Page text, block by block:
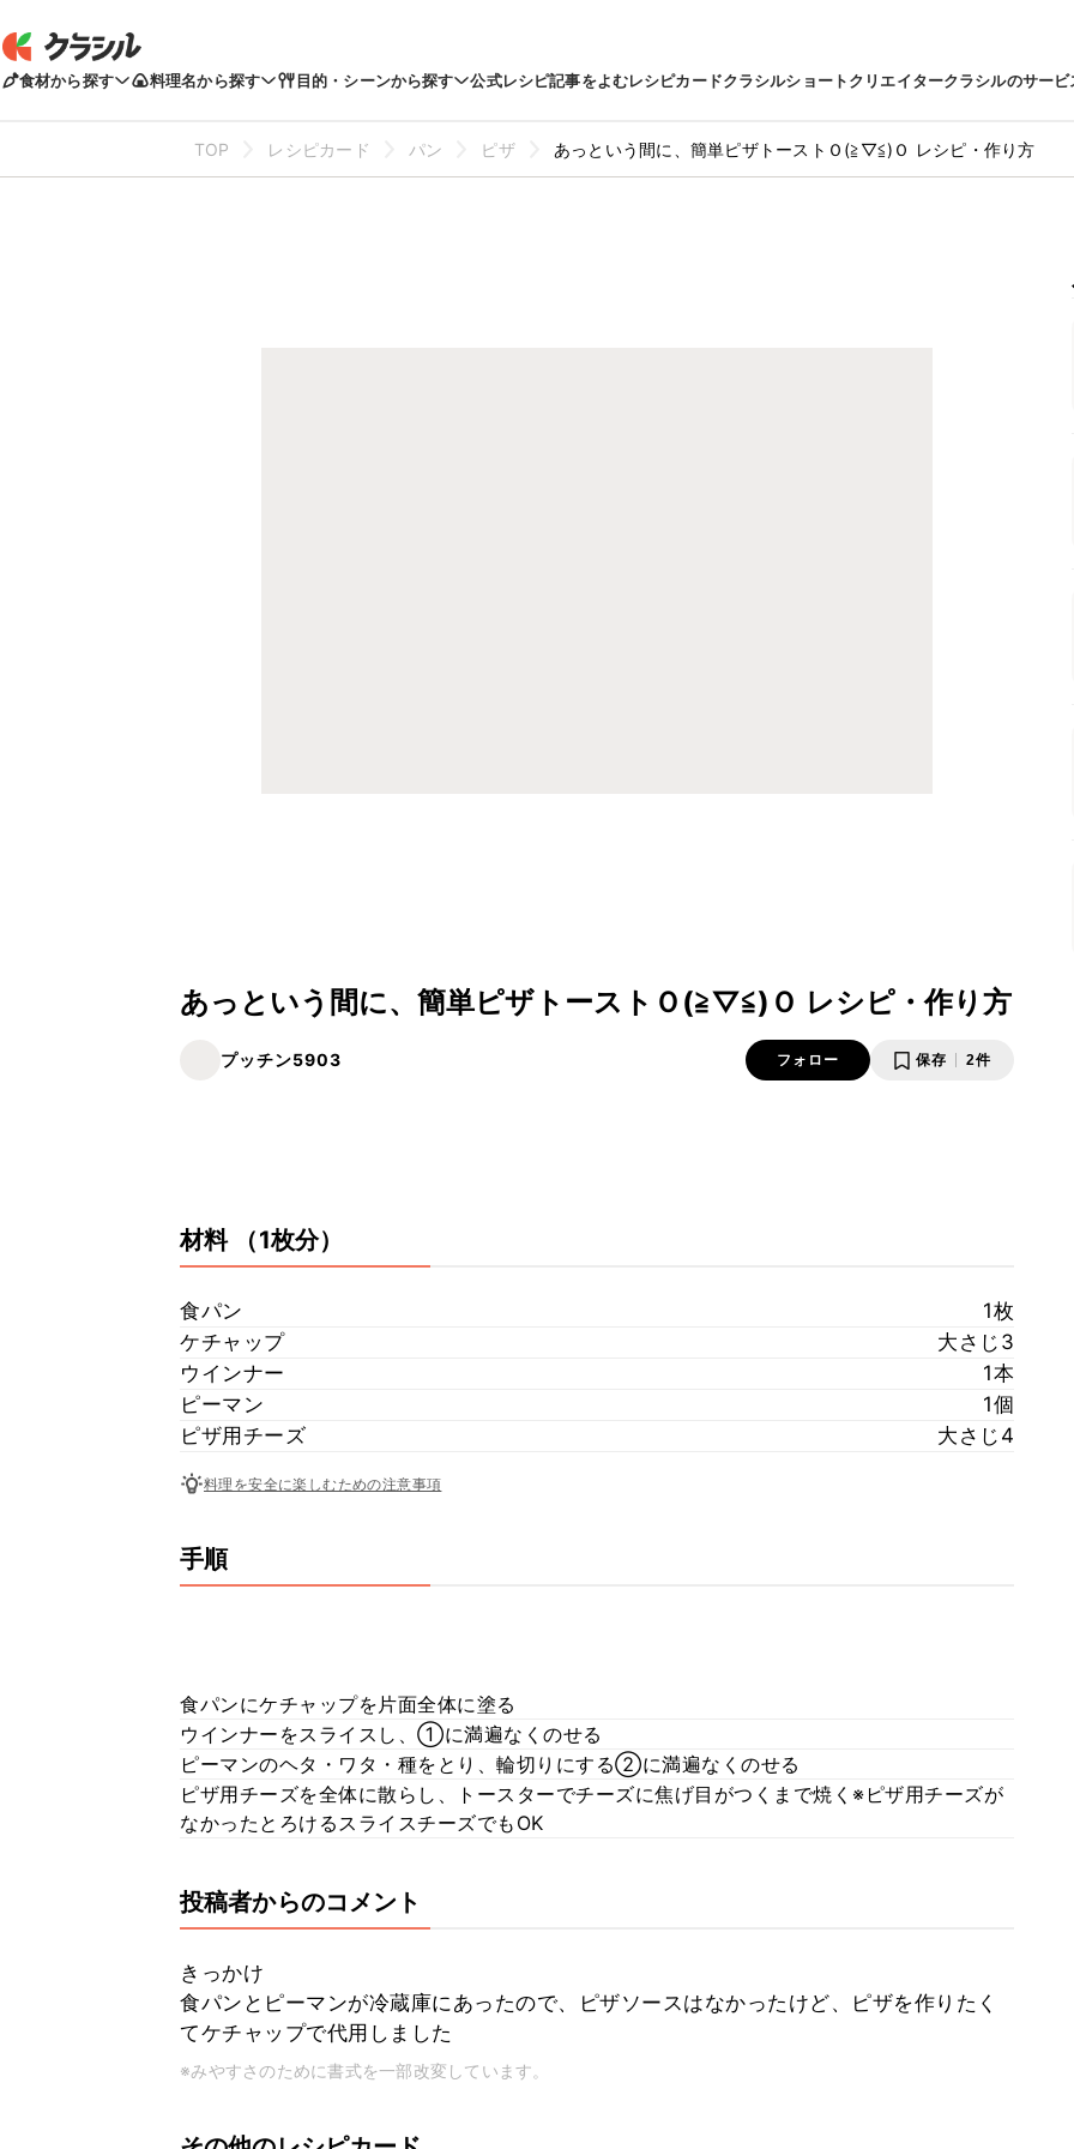
食材から探す 料理名から探す 目的・シーンから探す 公式レシピ記事をよむレシピカードクラシルショートクリエイタークラシルのサービ
TOP レシピカード パン ピザ あっという間に、簡単ピザトーストＯ(≧▽≦)Ｏ レシピ・作り方
あっという間に、簡単ピザトーストＯ(≧▽≦)Ｏ レシピ・作り方
プッチン5903 フォロー 保存 2件
材料 （1枚分）
食パン
1枚
ケチャップ
大さじ3
ウインナー
1本
ピーマン
1個
ピザ用チーズ
大さじ4
料理を安全に楽しむための注意事項
手順
食パンにケチャップを片面全体に塗る
ウインナーをスライスし、①に満遍なくのせる
ピーマンのヘタ・ワタ・種をとり、輪切りにする②に満遍なくのせる
ピザ用チーズを全体に散らし、トースターでチーズに焦げ目がつくまで焼く※ピザ用チーズが
なかったとろけるスライスチーズでもOK
投稿者からのコメント
きっかけ
食パンとピーマンが冷蔵庫にあったので、ピザソースはなかったけど、ピザを作りたく
てケチャップで代用しました
※みやすさのために書式を一部改変しています。